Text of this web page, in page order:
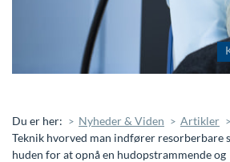
Du er her: Nyheder & Viden
Artikler
Teknik hvorved man indfører resorberbare
huden for at opnå en hudopstrammende og